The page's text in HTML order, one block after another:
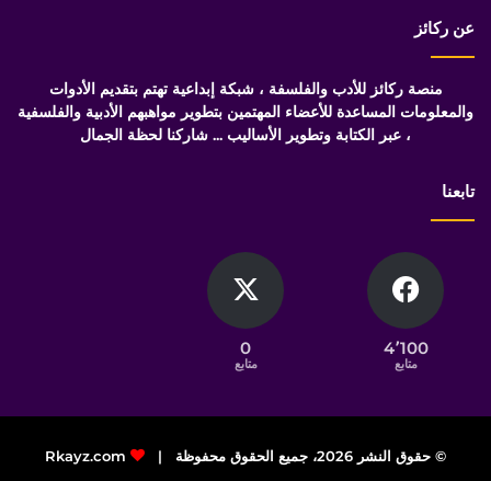
عن ركائز
منصة ركائز للأدب والفلسفة ، شبكة إبداعية تهتم بتقديم الأدوات
والمعلومات المساعدة للأعضاء المهتمين بتطوير مواهبهم الأدبية والفلسفية
، عبر الكتابة وتطوير الأساليب ... شاركنا لحظة الجمال
تابعنا
4٬100
متابع
0
متابع
© حقوق النشر 2026، جميع الحقوق محفوظة |
Rkayz.com